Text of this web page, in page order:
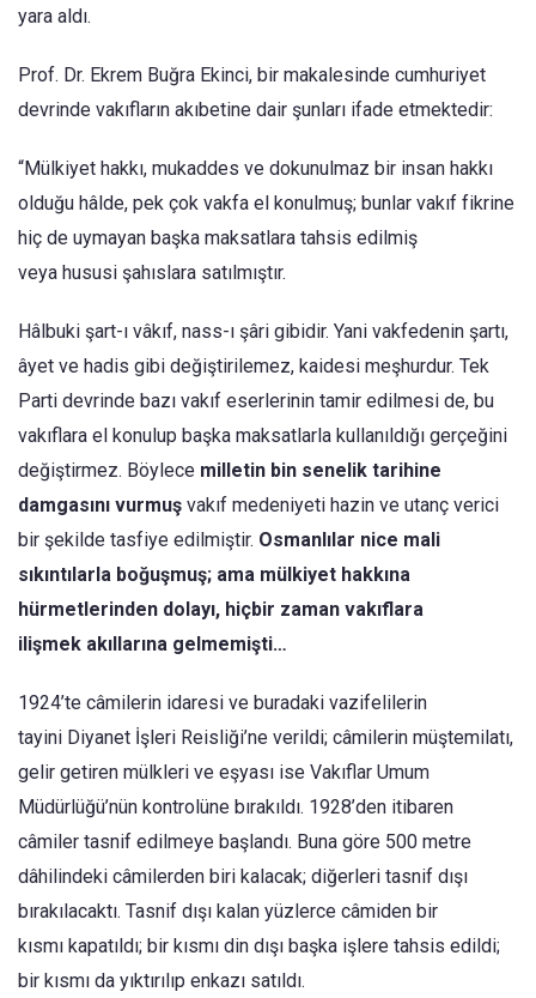
yara aldı.
Prof. Dr. Ekrem Buğra Ekinci, bir makalesinde cumhuriyet
devrinde vakıfların akıbetine dair şunları ifade etmektedir:
“Mülkiyet hakkı, mukaddes ve dokunulmaz bir insan hakkı
olduğu hâlde, pek çok vakfa el konulmuş; bunlar vakıf fikrine
hiç de uymayan başka maksatlara tahsis edilmiş
veya hususi şahıslara satılmıştır.
Hâlbuki şart-ı vâkıf, nass-ı şâri gibidir. Yani vakfedenin şartı,
âyet ve hadis gibi değiştirilemez, kaidesi meşhurdur. Tek
Parti devrinde bazı vakıf eserlerinin tamir edilmesi de, bu
vakıflara el konulup başka maksatlarla kullanıldığı gerçeğini
değiştirmez. Böylece milletin bin senelik tarihine
damgasını vurmuş vakıf medeniyeti hazin ve utanç verici
bir şekilde tasfiye edilmiştir. Osmanlılar nice mali
sıkıntılarla boğuşmuş; ama mülkiyet hakkına
hürmetlerinden dolayı, hiçbir zaman vakıflara
ilişmek akıllarına gelmemişti…
1924’te câmilerin idaresi ve buradaki vazifelilerin
tayini Diyanet İşleri Reisliği’ne verildi; câmilerin müştemilatı,
gelir getiren mülkleri ve eşyası ise Vakıflar Umum
Müdürlüğü’nün kontrolüne bırakıldı. 1928’den itibaren
câmiler tasnif edilmeye başlandı. Buna göre 500 metre
dâhilindeki câmilerden biri kalacak; diğerleri tasnif dışı
bırakılacaktı. Tasnif dışı kalan yüzlerce câmiden bir
kısmı kapatıldı; bir kısmı din dışı başka işlere tahsis edildi;
bir kısmı da yıktırılıp enkazı satıldı.